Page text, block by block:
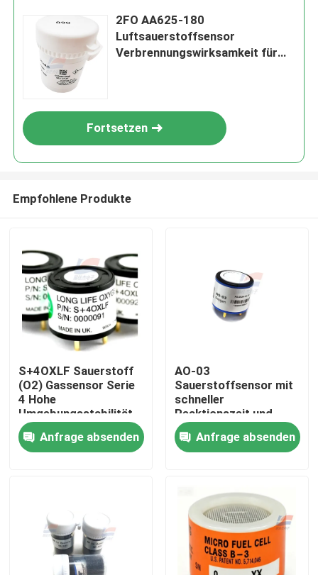
Zu Hause
VR-Show
Über uns
2FO AA625-180
Luftsauerstoffsensor
Verbrennungswirksamkeit für
Fortsetzen
Empfohlene Produkte
S+4OXLF Sauerstoff
(O2) Gassensor Serie
4 Hohe
Umgebungsstabilität
Anfrage absenden
AO-03
Sauerstoffsensor mit
schneller
Reaktionszeit und
Genauigkeit für
tragbare
Sauerstoffdetektoren/
Anfrage absenden